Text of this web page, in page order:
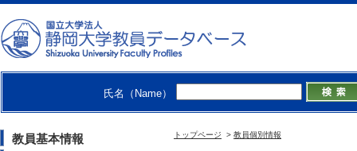
氏名（Name）
教員基本情報
トップページ > 教員個別情報
[備考] 開催場所（
【報道】
新聞朝刊6面
【学外の審議会・委員会等】
[1]. 日本土壌肥料